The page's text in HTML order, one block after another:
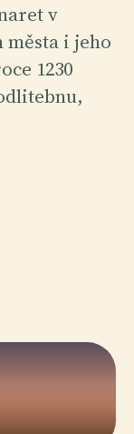
v
i jeho
1230